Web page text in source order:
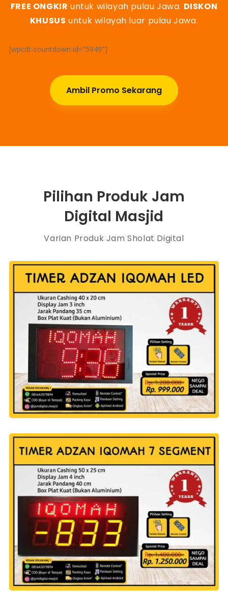
FREE ONGKIR untuk wilayah pulau Jawa. DISKON
KHUSUS untuk wilayah luar pulau Jawa.
[wpcdt-countdown id="5949"]
Ambil Promo Sekarang
Pilihan Produk Jam
Digital Masjid
Varian Produk Jam Sholat Digital